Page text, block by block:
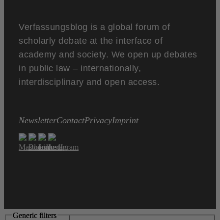
Verfassungsblog is a global forum of
scholarly debate at the interface of
academy and society. We open up debates
in public law – internationally,
interdisciplinary and open access.
NewsletterContactPrivacyImprint
Generic filters
Generic filters